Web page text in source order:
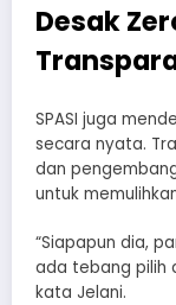
Desak
SPASI juga
secara nyata.
dan
untuk
“Siapapun dia,
ada tebang pilih
kata Jelani.